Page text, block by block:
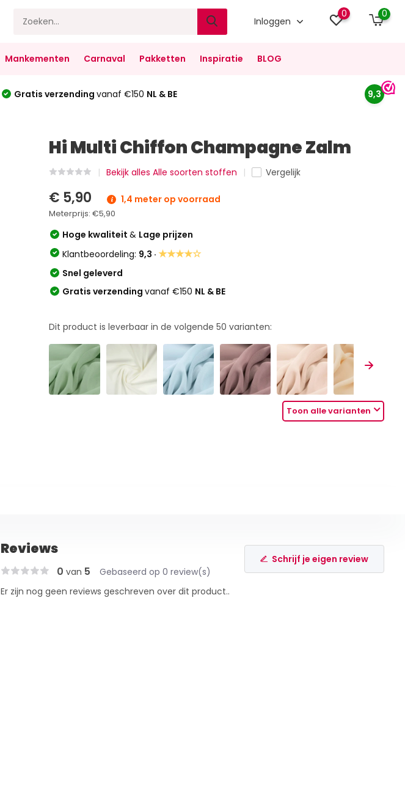
Inloggen
0 0
Mankementen Carnaval Pakketten Inspiratie BLOG
Gratis verzending vanaf €150 NL & BE 9,3
Hi Multi Chiffon Champagne Zalm
Bekijk alles Alle soorten stoffen Vergelijk
€ 5,90 1,4 meter op voorraad
Meterprijs:€5,90
Hoge kwaliteit& Lage prijzen
Klantbeoordeling: 9,3 ·★★★★☆
Snel geleverd
Gratis verzendingvanaf €150 NL & BE
Dit product is leverbaar in de volgende50 varianten:
Toon alle varianten
Reviews
0 van 5 Gebaseerd op 0 review(s)
Schrijf je eigen review
Er zijn nog geen reviews geschreven over dit product..